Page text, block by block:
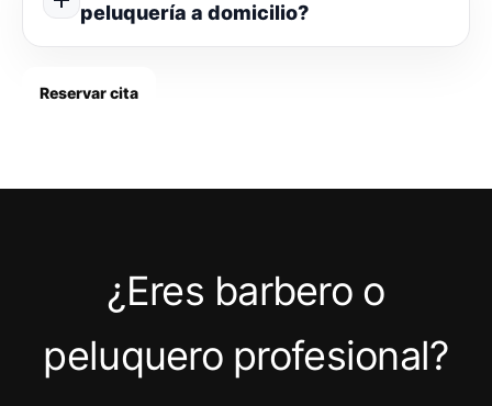
peluquería a domicilio?
Reservar cita
¿Eres barbero o
peluquero profesional?